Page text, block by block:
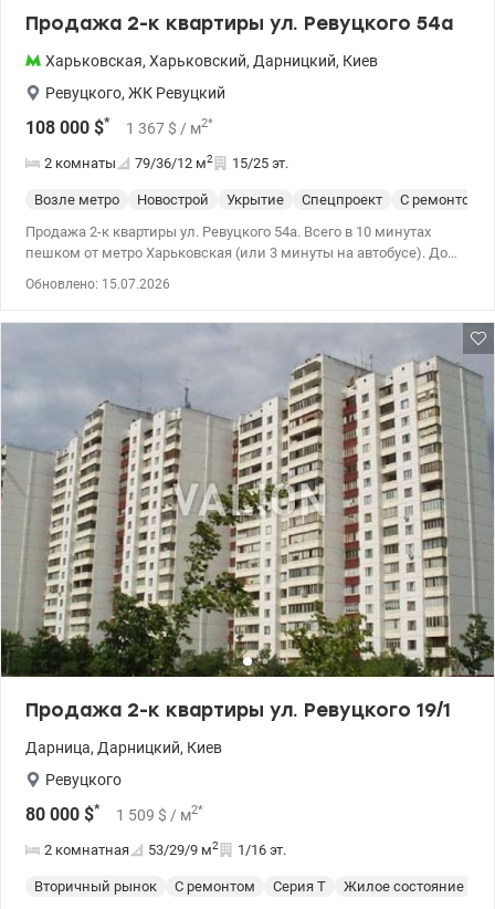
Продажа 2-к квартиры ул. Ревуцкого 54а
Харьковская, Харьковский, Дарницкий, Киев
Ревуцкого, ЖК Ревуцкий
108 000 $* 1 367 $ / м2*
2 комнаты 79/36/12 м2 15/25 эт.
Возле метро Новострой Укрытие Спецпроект
С ремонтом
Продажа 2-к квартиры ул. Ревуцкого 54а. Всего в 10 минутах
пешком от метро Харьковская (или 3 минуты на автобусе). Дом
Большим преимуществом являются две большие лоджии (с
выходом из кухни и комнаты). 044 200 10 80 valion.ua/1149927
Обновлено: 15.07.2026
Продажа 2-к квартиры ул. Ревуцкого 19/1
Дарница, Дарницкий, Киев
Ревуцкого
80 000 $* 1 509 $ / м2*
2 комнатная 53/29/9 м2 1/16 эт.
Вторичный рынок С ремонтом Серия Т
Жилое состояние